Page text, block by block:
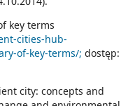
key terms
cities-hub-
of-key-terms/; dostęp:
city: concepts and